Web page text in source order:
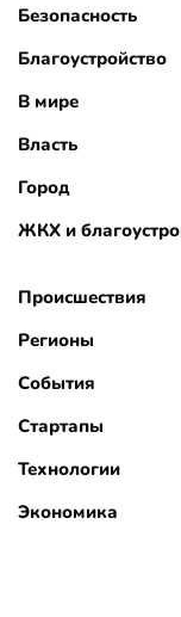
Безопасность
Благоустройство
В мире
Власть
Город
ЖКХ и
Происшествия
Регионы
События
Стартапы
Технологии
Экономика